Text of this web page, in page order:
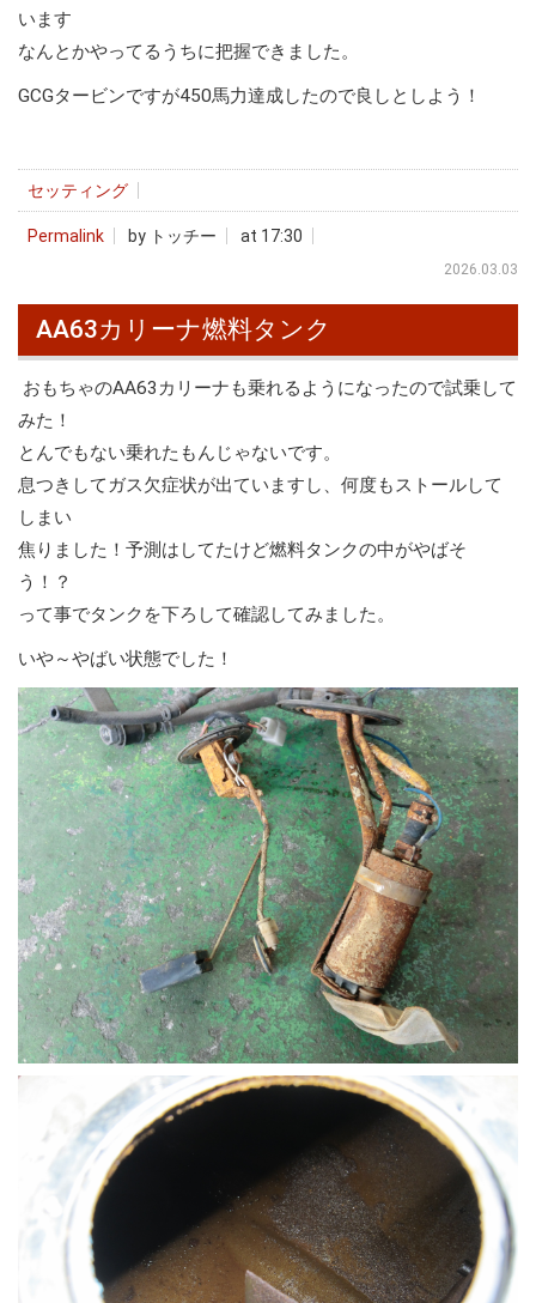
います
なんとかやってるうちに把握できました。
GCGタービンですが450馬力達成したので良しとしよう！
セッティング
Permalink by トッチー at 17:30
2026.03.03
AA63カリーナ燃料タンク
おもちゃのAA63カリーナも乗れるようになったので試乗して
みた！
とんでもない乗れたもんじゃないです。
息つきしてガス欠症状が出ていますし、何度もストールして
しまい
焦りました！予測はしてたけど燃料タンクの中がやばそ
う！？
って事でタンクを下ろして確認してみました。
いや～やばい状態でした！